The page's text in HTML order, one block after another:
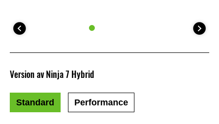
Version av Ninja 7 Hybrid
Standard Performance